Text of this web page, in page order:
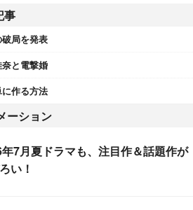
事
局を発表
と電撃婚
作る方法
ーション
7月夏ドラマも、注目作＆話題作が
い！